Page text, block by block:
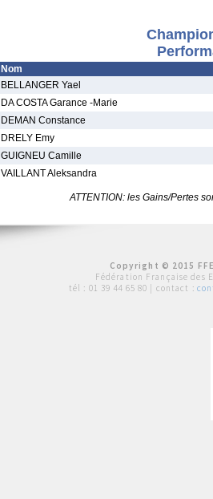
Nom
BELLANGER Yael
DA COSTA Garance -Marie
DEMAN Constance
DRELY Emy
GUIGNEU Camille
VAILLANT Aleksandra
ATTENTION: les Gains/Pertes
Copyright © 2015
Fédération Française des
tél : 01 39 44 65 80 | contact :